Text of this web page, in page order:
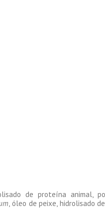
de proteína animal,
, óleo de peixe, hidrolisado